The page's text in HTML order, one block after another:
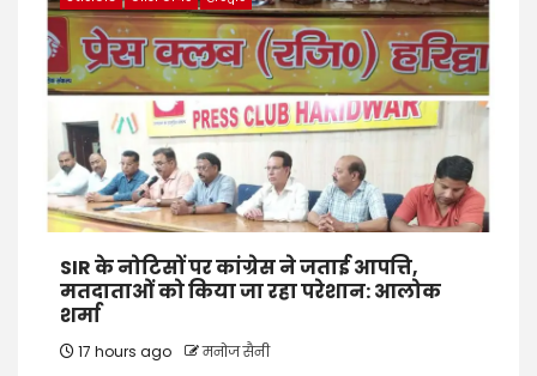
SIR के नोटिसों पर कांग्रेस ने जताई आपत्ति,
मतदाताओं को किया जा रहा परेशान: आलोक
शर्मा
17 hours ago मनोज सैनी